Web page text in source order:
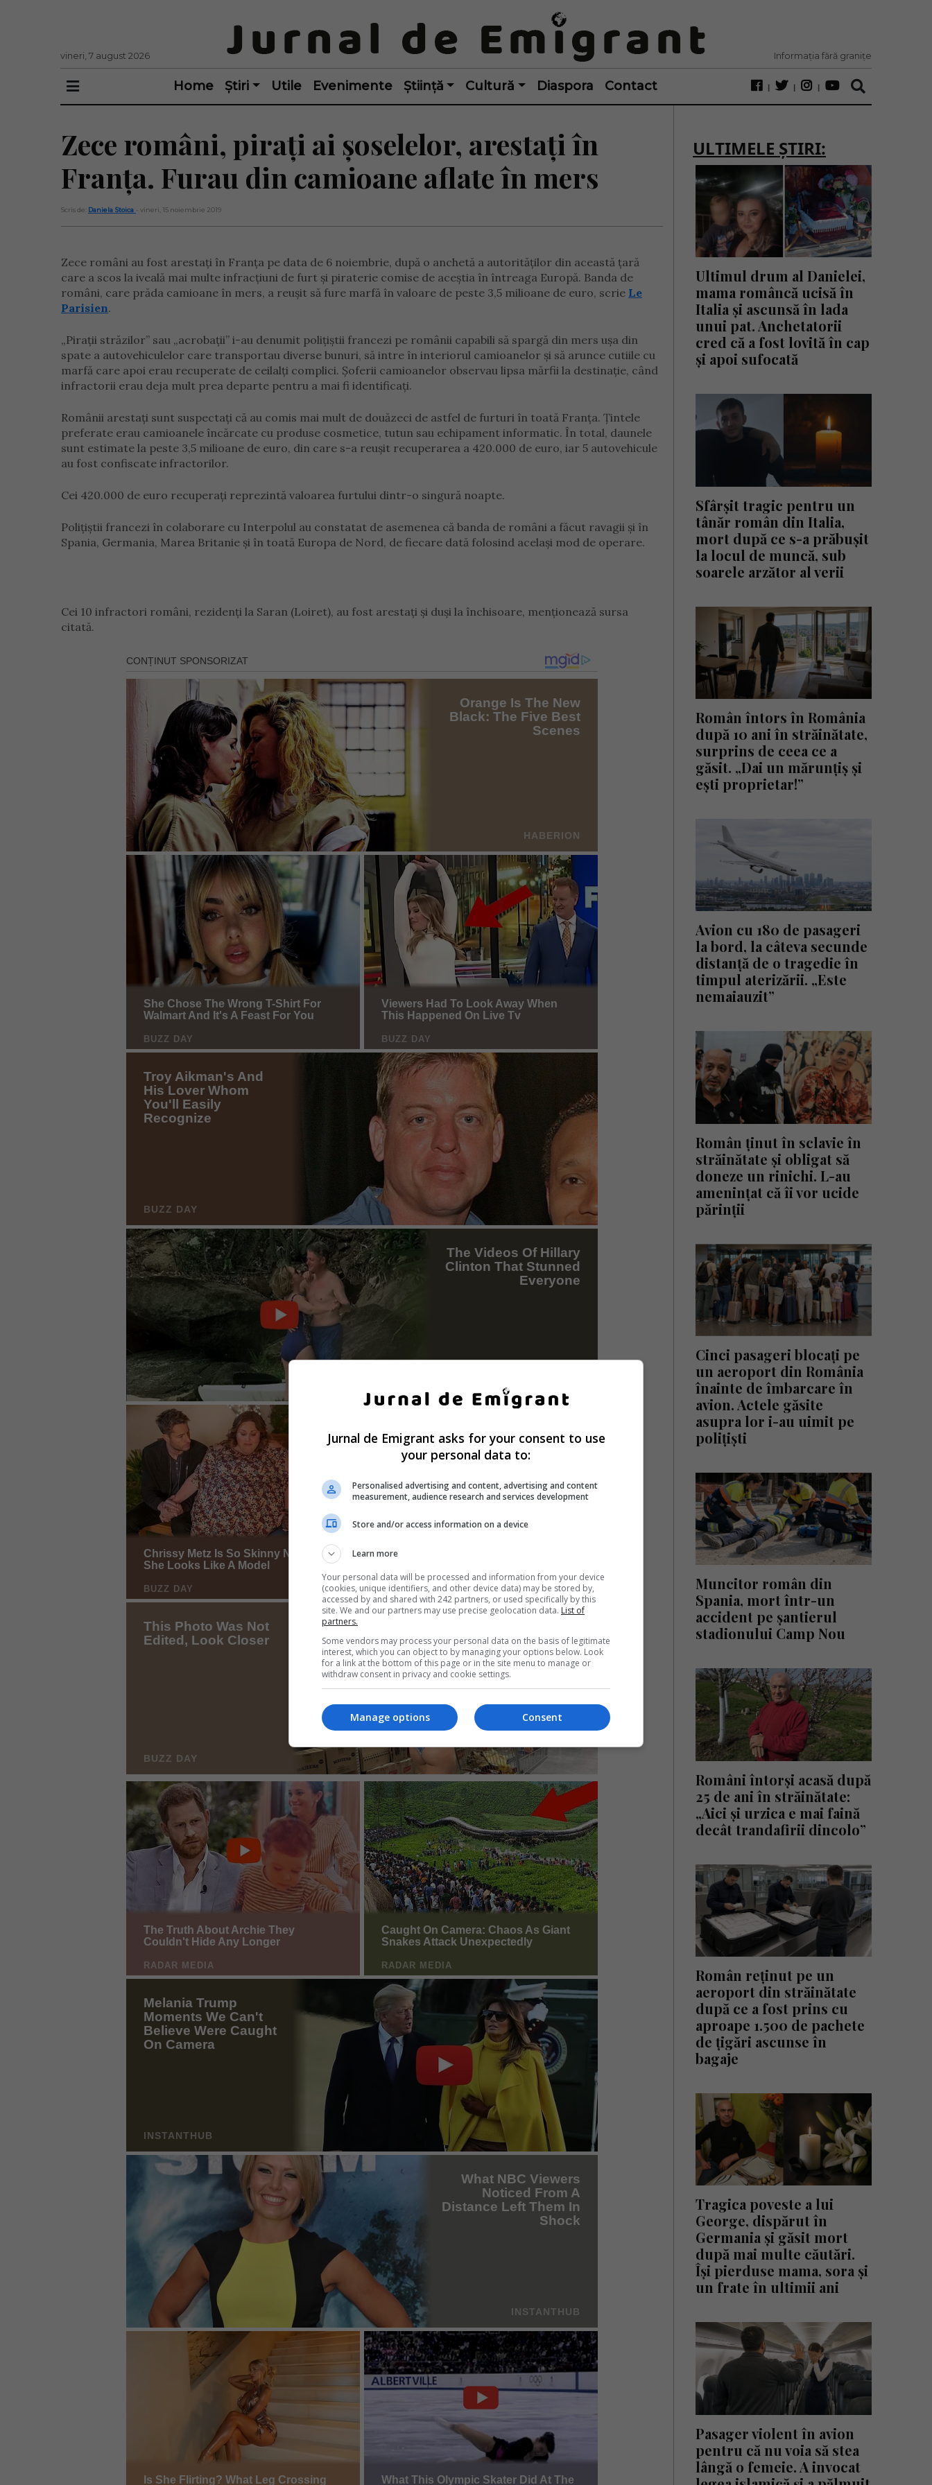
vineri, 7 august 2026 Informația fără granițe
Home Știri Utile Evenimente Știință Cultură Diaspora Contact
Zece români, pirați ai șoselelor, arestați în
Franța. Furau din camioane aflate în mers
Scris de: Daniela Stoica - vineri, 15 noiembrie 2019
Zece români au fost arestați în Franța pe data de 6 noiembrie, după o anchetă a autorităților din această țară
care a scos la iveală mai multe infracțiuni de furt și piraterie comise de aceștia în întreaga Europă. Banda de
români, care prăda camioane în mers, a reușit să fure marfă în valoare de peste 3,5 milioane de euro, scrie Le
Parisien.
„Pirații străzilor” sau „acrobații” i-au denumit polițiștii francezi pe românii capabili să spargă din mers ușa din
spate a autovehiculelor care transportau diverse bunuri, să intre în interiorul camioanelor și să arunce cutiile cu
marfă care apoi erau recuperate de ceilalți complici. Șoferii camioanelor observau lipsa mărfii la destinație, când
infractorii erau deja mult prea departe pentru a mai fi identificați.
Românii arestați sunt suspectați că au comis mai mult de douăzeci de astfel de furturi în toată Franța. Țintele
preferate erau camioanele încărcate cu produse cosmetice, tutun sau echipament informatic. În total, daunele
sunt estimate la peste 3,5 milioane de euro, din care s-a reușit recuperarea a 420.000 de euro, iar 5 autovehicule
au fost confiscate infractorilor.
Cei 420.000 de euro recuperați reprezintă valoarea furtului dintr-o singură noapte.
Polițiștii francezi în colaborare cu Interpolul au constatat de asemenea că banda de români a făcut ravagii și în
Spania, Germania, Marea Britanie și în toată Europa de Nord, de fiecare dată folosind același mod de operare.
Cei 10 infractori români, rezidenți la Saran (Loiret), au fost arestați și duși la închisoare, menționează sursa
citată.
ULTIMELE ȘTIRI:
Ultimul drum al Danielei,
mama româncă ucisă în
Italia și ascunsă în lada
unui pat. Anchetatorii
cred că a fost lovită în cap
și apoi sufocată
Sfârșit tragic pentru un
tânăr român din Italia,
mort după ce s-a prăbușit
la locul de muncă, sub
soarele arzător al verii
Român întors în România
după 10 ani în străinătate,
surprins de ceea ce a
găsit. „Dai un mărunțiș și
ești proprietar!”
Avion cu 180 de pasageri
la bord, la câteva secunde
distanță de o tragedie în
timpul aterizării. „Este
nemaiauzit”
Român ținut în sclavie în
străinătate și obligat să
doneze un rinichi. L-au
amenințat că îi vor ucide
părinții
Cinci pasageri blocați pe
un aeroport din România
înainte de îmbarcare în
avion. Actele găsite
asupra lor i-au uimit pe
polițiști
Muncitor român din
Spania, mort într-un
accident pe șantierul
stadionului Camp Nou
Români întorși acasă după
25 de ani în străinătate:
„Aici și urzica e mai faină
decât trandafirii dincolo”
Român reținut pe un
aeroport din străinătate
după ce a fost prins cu
aproape 1.500 de pachete
de țigări ascunse în
bagaje
Tragica poveste a lui
George, dispărut în
Germania și găsit mort
după mai multe căutări.
Își pierduse mama, sora și
un frate în ultimii ani
Pasager violent în avion
pentru că nu voia să stea
lângă o femeie. A invocat
Jurnal de Emigrant asks for your consent to use
your personal data to:
Personalised advertising and content, advertising and content
measurement, audience research and services development
Store and/or access information on a device
Learn more
Your personal data will be processed and information from your device
(cookies, unique identifiers, and other device data) may be stored by,
accessed by and shared with 242 partners, or used specifically by this
site. We and our partners may use precise geolocation data. List of
partners.
Some vendors may process your personal data on the basis of legitimate
interest, which you can object to by managing your options below. Look
for a link at the bottom of this page or in the site menu to manage or
withdraw consent in privacy and cookie settings.
Consent
Manage options